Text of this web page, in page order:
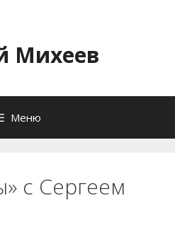
Михеев
Меню
с Сергеем